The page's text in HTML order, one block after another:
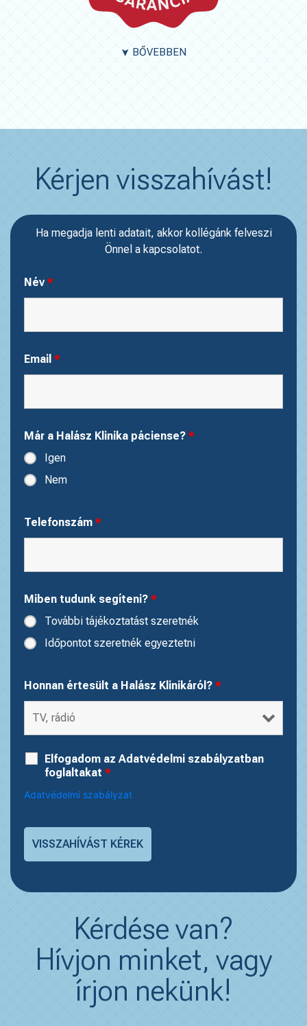
➤ BŐVEBBEN
Kérjen visszahívást!
Ha megadja lenti adatait, akkor kollégánk felveszi
Önnel a kapcsolatot.
Név *
Email *
Már a Halász Klinika páciense? *
Igen
Nem
Telefonszám *
Miben tudunk segíteni? *
További tájékoztatást szeretnék
Időpontot szeretnék egyeztetni
Honnan értesült a Halász Klinikáról? *
Elfogadom az Adatvédelmi szabályzatban
foglaltakat *
Adatvédelmi szabályzat
Kérdése van?
Hívjon minket, vagy
írjon nekünk!